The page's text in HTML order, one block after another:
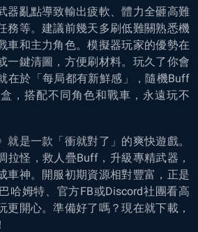
器亂點導致輸出疲軟、體力全砸高難
務等。建議前幾天多刷低難關熟悉機
車和主力角色。模擬器玩家的優勢在
一鍵清圖，方便刷材料。玩久了你會
在於「每局都有新鮮感」，隨機Buff
，搭配不同角色和戰車，永遠玩不
就是一款「衝就對了」的爽快遊戲。
拉怪，救人疊Buff，升級專精武器，
車神。開服初期資源相對豐富，正是
哈姆特、官方FB或Discord社團看高
更開心。準備好了嗎？現在就下載，